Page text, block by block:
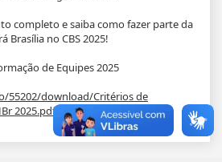
completo e saiba como fazer parte da
Brasília no CBS 2025!
de Equipes 2025
55202/download/Critérios de
2025.pdf